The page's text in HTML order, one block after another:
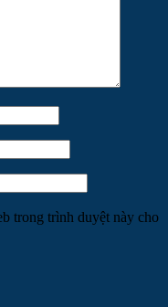
trong trình duyệt này cho